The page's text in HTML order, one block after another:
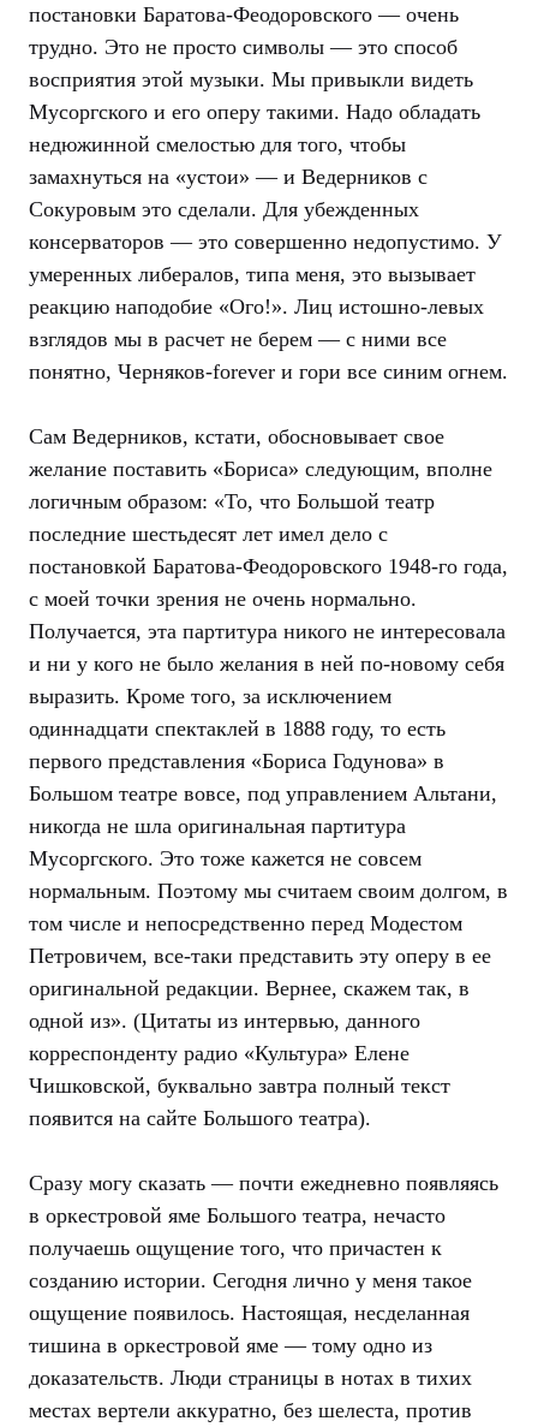
постановки Баратова-Феодоровского — очень
трудно. Это не просто символы — это способ
восприятия этой музыки. Мы привыкли видеть
Мусоргского и его оперу такими. Надо обладать
недюжинной смелостью для того, чтобы
замахнуться на «устои» — и Ведерников с
Сокуровым это сделали. Для убежденных
консерваторов — это совершенно недопустимо. У
умеренных либералов, типа меня, это вызывает
реакцию наподобие «Ого!». Лиц истошно-левых
взглядов мы в расчет не берем — с ними все
понятно, Черняков-forever и гори все синим огнем.
Сам Ведерников, кстати, обосновывает свое
желание поставить «Бориса» следующим, вполне
логичным образом: «То, что Большой театр
последние шестьдесят лет имел дело с
постановкой Баратова-Феодоровского 1948-го года,
с моей точки зрения не очень нормально.
Получается, эта партитура никого не интересовала
и ни у кого не было желания в ней по-новому себя
выразить. Кроме того, за исключением
одиннадцати спектаклей в 1888 году, то есть
первого представления «Бориса Годунова» в
Большом театре вовсе, под управлением Альтани,
никогда не шла оригинальная партитура
Мусоргского. Это тоже кажется не совсем
нормальным. Поэтому мы считаем своим долгом, в
том числе и непосредственно перед Модестом
Петровичем, все-таки представить эту оперу в ее
оригинальной редакции. Вернее, скажем так, в
одной из». (Цитаты из интервью, данного
корреспонденту радио «Культура» Елене
Чишковской, буквально завтра полный текст
появится на сайте Большого театра).
Сразу могу сказать — почти ежедневно появляясь
в оркестровой яме Большого театра, нечасто
получаешь ощущение того, что причастен к
созданию истории. Сегодня лично у меня такое
ощущение появилось. Настоящая, несделанная
тишина в оркестровой яме — тому одно из
доказательств. Люди страницы в нотах в тихих
местах вертели аккуратно, без шелеста, против